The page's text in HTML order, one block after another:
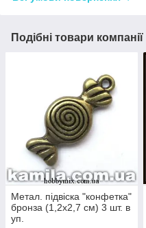
Подібні товари компанії
Метал. підвіска "конфетка"
бронза (1,2х2,7 см) 3 шт. в
уп.